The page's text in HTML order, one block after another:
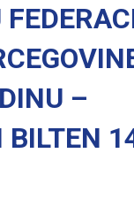
–
BILTEN